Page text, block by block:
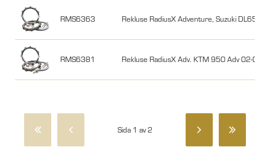
RMS6363 Rekluse RadiusX Adventure, Suzuki DL650
RMS6381 Rekluse RadiusX Adv. KTM 950 Adv 02-
Sida 1 av 2